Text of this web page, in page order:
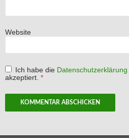
Website
Ich habe die Datenschutzerklärung
akzeptiert. *